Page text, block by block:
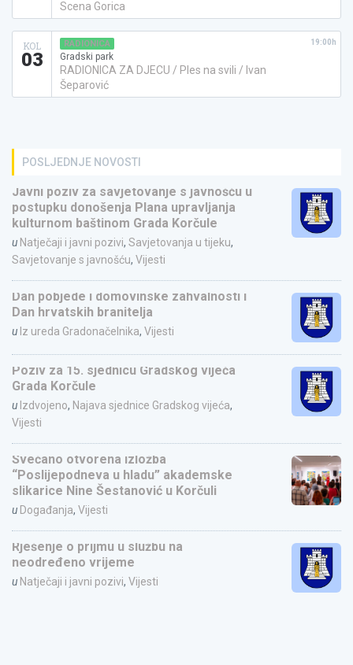
Scena Gorica
KOL
03
RADIONICA
Gradski park
RADIONICA ZA DJECU / Ples na svili / Ivan
Šeparović
19:00h
POSLJEDNJE NOVOSTI
Javni poziv za savjetovanje s javnošću u
postupku donošenja Plana upravljanja
kulturnom baštinom Grada Korčule
u Natječaji i javni pozivi, Savjetovanja u tijeku,
Savjetovanje s javnošću, Vijesti
Dan pobjede i domovinske zahvalnosti i
Dan hrvatskih branitelja
u Iz ureda Gradonačelnika, Vijesti
Poziv za 15. sjednicu Gradskog vijeća
Grada Korčule
u Izdvojeno, Najava sjednice Gradskog vijeća,
Vijesti
Svečano otvorena izložba
“Poslijepodneva u hladu” akademske
slikarice Nine Šestanović u Korčuli
u Događanja, Vijesti
Rješenje o prijmu u službu na
neodređeno vrijeme
u Natječaji i javni pozivi, Vijesti